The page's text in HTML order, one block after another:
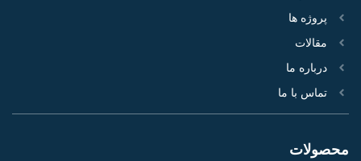
پروژه‌ ها
مقالات
درباره ما
تماس با ما
محصولات